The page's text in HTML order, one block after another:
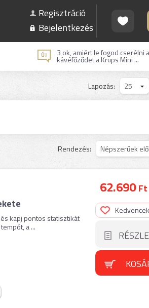
Regisztráció
Bejelentkezés
3 ok, amiért le fogod cserélni
kávéfőződet a Krups Mini ...
25
Lapozás:
Népszerűek elől
Rendezés:
és kapj pontos statisztikát
a ...
62.690Ft